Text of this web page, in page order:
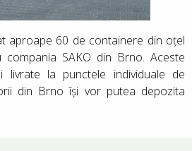
aproape 60 de containere din oțel
SAKO din Brno. Aceste
la punctele individuale de
din Brno își vor putea depozita